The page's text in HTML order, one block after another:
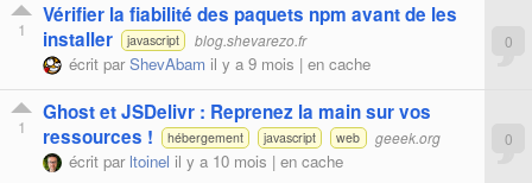
1
Vérifier la fiabilité des paquets npm avant de les
installer
javascript blog.shevarezo.fr
écrit parShevAbam il y a 9 mois | en cache
0
1
Ghost et JSDelivr : Reprenez la main sur vos
ressources !
hébergement javascript web geeek.org
écrit par ltoinel il y a 10 mois | en cache
0